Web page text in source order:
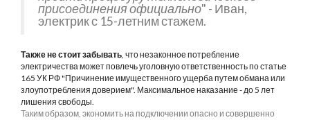
присоединения официально" - Иван,
электрик с 15-летним стажем.
Также не стоит забывать, что незаконное потребление
электричества может повлечь уголовную ответственность по статье
165 УК РФ "Причинение имущественного ущерба путем обмана или
злоупотребления доверием". Максимальное наказание - до 5 лет
лишения свободы.
Таким образом, экономить на подключении опасно и совершенно